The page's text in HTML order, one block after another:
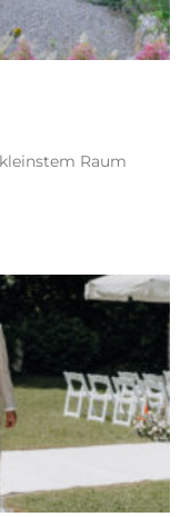
Raum